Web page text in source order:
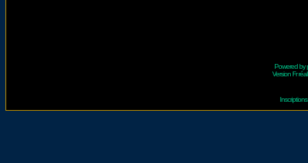
Powered by
Version Fr